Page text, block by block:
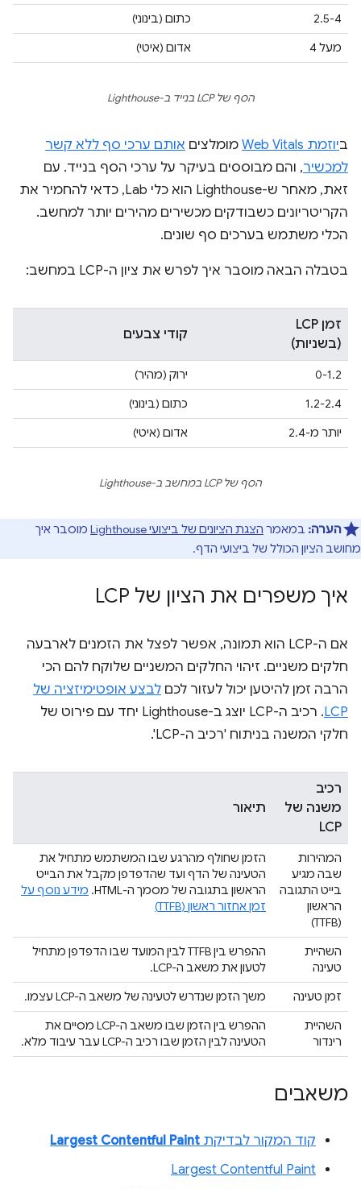
2.5-4
כתום (בינוני)
מעל 4
אדום (איטי)
הסף של LCP בנייד ב-Lighthouse
ביוזמת Web Vitals מומלצים אותם ערכי סף ללא קשר
למכשיר, והם מבוססים בעיקר על ערכי הסף בנייד. עם
זאת, מאחר ש-Lighthouse הוא כלי Lab, כדאי להחמיר את
הקריטריונים כשבודקים מכשירים מהירים יותר למחשב.
הכלי משתמש בערכים סף שונים.
בטבלה הבאה מוסבר איך לפרש את ציון ה-LCP במחשב:
זמן LCP
(בשניות)
קודי צבעים
0-1.2
ירוק (מהיר)
1.2-2.4
כתום (בינוני)
יותר מ-2.4
אדום (איטי)
הסף של LCP במחשב ב-Lighthouse
הערה: במאמר הצגת הציונים של ביצועי Lighthouse
מוסבר איך
מחושב הציון הכולל של ביצועי הדף.
איך משפרים את הציון של LCP
אם ה-LCP הוא תמונה, אפשר לפצל את הזמנים לארבעה
חלקים משניים. זיהוי החלקים המשניים שלוקח להם הכי
הרבה זמן להיטען יכול לעזור לכם לבצע אופטימיזציה של
LCP
. רכיב ה-LCP יוצג ב-Lighthouse יחד עם פירוט של
חלקי המשנה בניתוח 'רכיב ה-LCP'.
רכיב
משנה של
LCP
תיאור
המהירות
שבה מגיע
בייט התגובה
הראשון
(TTFB)
הזמן שחולף מהרגע שבו המשתמש מתחיל את
הטעינה של הדף ועד שהדפדפן מקבל את הבייט
הראשון בתגובה של מסמך ה-HTML.
מידע נוסף על
זמן אחזור ראשון (TTFB)
השהיית
טעינה
ההפרש בין TTFB לבין המועד שבו הדפדפן מתחיל
לטעון את משאב ה-LCP.
זמן טעינה
משך הזמן שנדרש לטעינה של משאב ה-LCP עצמו.
השהיית
רינדור
ההפרש בין הזמן שבו משאב ה-LCP מסיים את
הטעינה לבין הזמן שבו רכיב ה-LCP עבר עיבוד מלא.
משאבים
קוד המקור לבדיקת Largest Contentful Paint
Largest Contentful Paint